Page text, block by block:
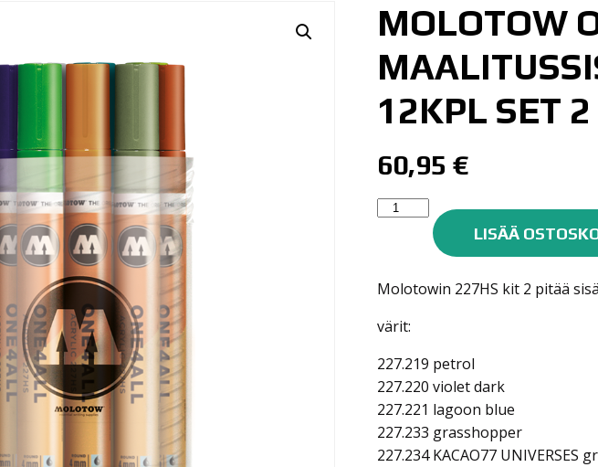
MOLOTOW
12KPL SET 2
60,95€
Molotow
ONE4ALL
maalitussisarja
12KPL
2
määrä
LISÄÄ
Molotowin 227HS kit 2 pitää
värit:
227.219 petrol
227.220 violet dark
227.221 lagoon blue
227.233 grasshopper
227.234 KACAO77 UNIVERSES